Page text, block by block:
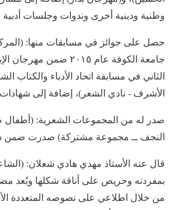
وطنية ودينية أخرى وندوات وجلسات
حصل على جوائز في مسابقات منها:
جامعة الكوفة عام ٢٠١٥
الثاني في مسابقة اتحاد الأدباء والكتاب
الأشرف - نادي الشعر)، إضافة إلى شهادات
صدر له من المجموعات الشعرية: (أطفال
النجف ــ مجموعة مشتركة) صدرت ضمن
قال عنه الأستاذ مهدي هادي شعلان:
بمفردته وحريص على أناقة شكلها وبُعد
من خلال اطلاعي على نصوصه المتعددة